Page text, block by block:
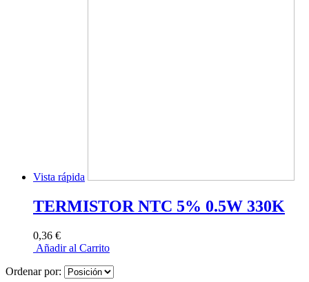
Vista rápida
TERMISTOR NTC 5% 0.5W 330K
0,36 €
Añadir al Carrito
Ordenar por: